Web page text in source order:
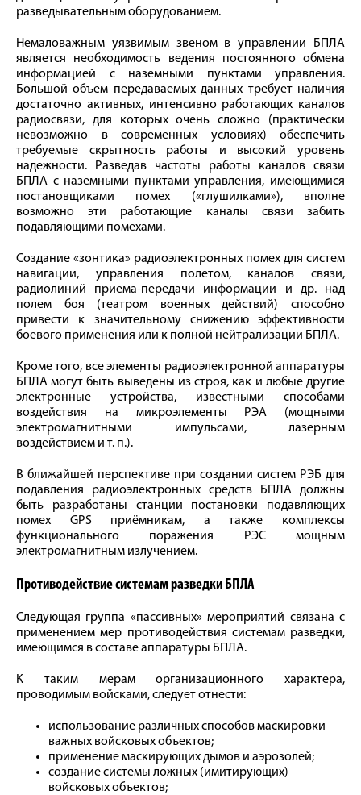
разведывательным оборудованием.
Немаловажным уязвимым звеном в управлении БПЛА
является необходимость ведения постоянного обмена
информацией с наземными пунктами управления.
Большой объем передаваемых данных требует наличия
достаточно активных, интенсивно работающих каналов
радиосвязи, для которых очень сложно (практически
невозможно в современных условиях) обеспечить
требуемые скрытность работы и высокий уровень
надежности. Разведав частоты работы каналов связи
БПЛА с наземными пунктами управления, имеющимися
постановщиками помех («глушилками»), вполне
возможно эти работающие каналы связи забить
подавляющими помехами.
Создание «зонтика» радиоэлектронных помех для систем
навигации, управления полетом, каналов связи,
радиолиний приема-передачи информации и др. над
полем боя (театром военных действий) способно
привести к значительному снижению эффективности
боевого применения или к полной нейтрализации БПЛА.
Кроме того, все элементы радиоэлектронной аппаратуры
БПЛА могут быть выведены из строя, как и любые другие
электронные устройства, известными способами
воздействия на микроэлементы РЭА (мощными
электромагнитными импульсами, лазерным
воздействием и т. п.).
В ближайшей перспективе при создании систем РЭБ для
подавления радиоэлектронных средств БПЛА должны
быть разработаны станции постановки подавляющих
помех GPS приёмникам, а также комплексы
функционального поражения РЭС мощным
электромагнитным излучением.
Противодействие системам разведки БПЛА
Следующая группа «пассивных» мероприятий связана с
применением мер противодействия системам разведки,
имеющимся в составе аппаратуры БПЛА.
К таким мерам организационного характера,
проводимым войсками, следует отнести:
использование различных способов маскировки
важных войсковых объектов;
применение маскирующих дымов и аэрозолей;
создание системы ложных (имитирующих)
войсковых объектов;